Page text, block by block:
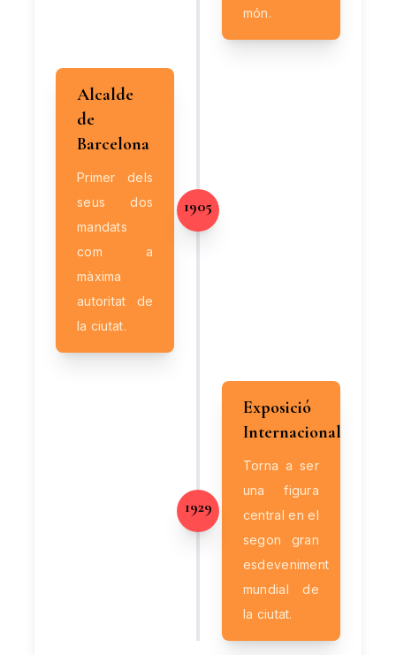
món.
1905
Alcalde
de
Barcelona
Primer dels
seus dos
mandats
com a
màxima
autoritat de
la ciutat.
1929
Exposició
Internacional
Torna a ser
una figura
central en el
segon gran
esdeveniment
mundial de
la ciutat.